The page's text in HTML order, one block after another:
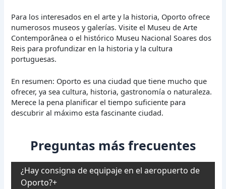
Para los interesados en el arte y la historia, Oporto ofrece
numerosos museos y galerías. Visite el Museu de Arte
Contemporânea o el histórico Museu Nacional Soares dos
Reis para profundizar en la historia y la cultura
portuguesas.
En resumen: Oporto es una ciudad que tiene mucho que
ofrecer, ya sea cultura, historia, gastronomía o naturaleza.
Merece la pena planificar el tiempo suficiente para
descubrir al máximo esta fascinante ciudad.
Preguntas más frecuentes
¿Hay consigna de equipaje en el aeropuerto de
Oporto?